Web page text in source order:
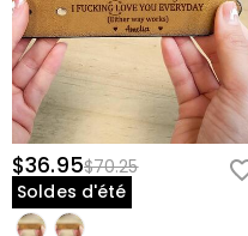
$36.95$70.25
Soldes d'été